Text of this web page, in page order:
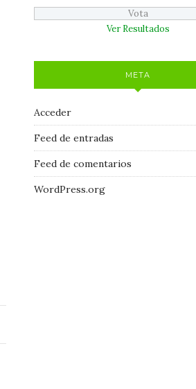
Ver Resultados
META
Acceder
Feed de entradas
Feed de comentarios
WordPress.org